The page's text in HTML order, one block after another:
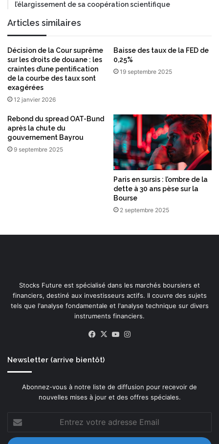
l’élargissement de sa coopération scientifique
Articles similaires
Décision de la Cour suprême
sur les droits de douane : les
craintes d’une pentification
de la courbe des taux sont
exagérées
12 janvier 2026
Baisse des taux de la FED de
0,25%
19 septembre 2025
Rebond du spread OAT-Bund
après la chute du
gouvernement Bayrou
9 septembre 2025
Paris en sursis : l’ombre de la
dette à 30 ans pèse sur la
Bourse
2 septembre 2025
Stocks Future est spécialisé dans les marchés boursiers et
financiers, destiné aux investisseurs actifs. Il couvre des sujets
tels que l'analyse fondamentale et l'analyse technique sur divers
instruments financiers.
Facebook
X YouTube
Newsletter (arrive bientôt)
Abonnez-vous à notre liste de diffusion pour recevoir de
nouvelles mises à jour et des offres spéciales.
votre
adresse